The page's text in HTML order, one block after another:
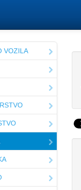
VOZILA